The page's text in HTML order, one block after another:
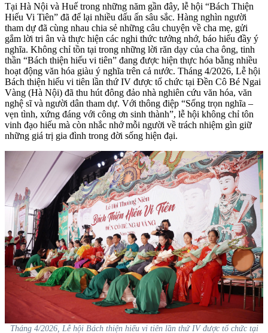
Tại Hà Nội và Huế trong những năm gần đây, lễ hội “Bách Thiện
Hiếu Vi Tiên” đã để lại nhiều dấu ấn sâu sắc. Hàng nghìn người
tham dự đã cùng nhau chia sẻ những câu chuyện về cha mẹ, gửi
gắm lời tri ân và thực hiện các nghi thức tưởng nhớ, báo hiếu đầy ý
nghĩa. Không chỉ tồn tại trong những lời răn dạy của cha ông, tinh
thần “Bách thiện hiếu vi tiên” đang được hiện thực hóa bằng nhiều
hoạt động văn hóa giàu ý nghĩa trên cả nước. Tháng 4/2026, Lễ hội
Bách thiện hiếu vi tiên lần thứ IV được tổ chức tại Đền Cô Bé Ngai
Vàng (Hà Nội) đã thu hút đông đảo nhà nghiên cứu văn hóa, văn
nghệ sĩ và người dân tham dự. Với thông điệp “Sống trọn nghĩa –
vẹn tình, xứng đáng với công ơn sinh thành”, lễ hội không chỉ tôn
vinh đạo hiếu mà còn nhắc nhở mỗi người về trách nhiệm gìn giữ
những giá trị gia đình trong đời sống hiện đại.
Tháng 4/2026, Lễ hội Bách thiện hiếu vi tiên lần thứ IV được tổ chức tại